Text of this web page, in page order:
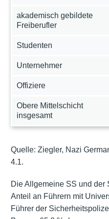
akademisch gebildete
Freiberufler
Studenten
Unternehmer
Offiziere
Obere Mittelschicht
insgesamt
Quelle: Ziegler, Nazi
4.1.
Die Allgemeine SS und der
Anteil an Führern mit
Führer der